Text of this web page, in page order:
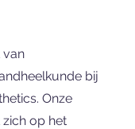
van
bij
Onze
op het